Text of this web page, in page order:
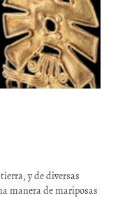
y de diversas
manera de mariposas